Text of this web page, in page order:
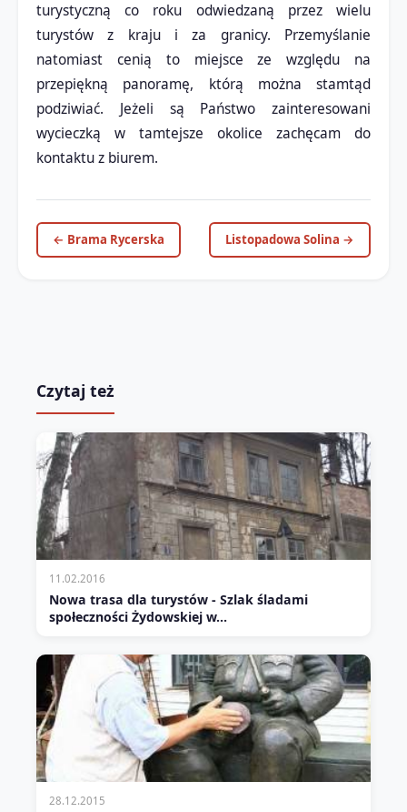
turystyczną co roku odwiedzaną przez wielu
turystów z kraju i za granicy. Przemyślanie
natomiast cenią to miejsce ze względu na
przepiękną panoramę, którą można stamtąd
podziwiać. Jeżeli są Państwo zainteresowani
wycieczką w tamtejsze okolice zachęcam do
kontaktu z biurem.
← Brama Rycerska Listopadowa Solina →
Czytaj też
11.02.2016
Nowa trasa dla turystów - Szlak śladami
społeczności Żydowskiej w…
28.12.2015